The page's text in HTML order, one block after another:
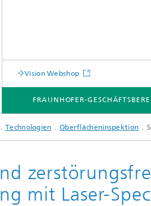
Vision Webshop
FRAUNHOFER-
Technologien Oberflächeninspektion
mit Laser-